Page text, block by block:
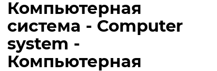
Компьютерная
система - Computer
system -
Компьютерная